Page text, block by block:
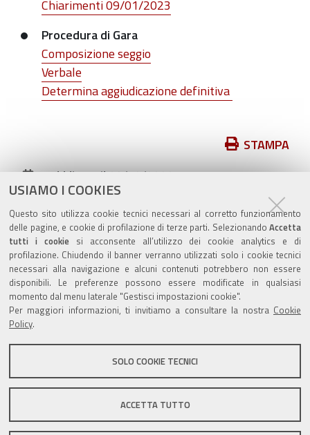
USIAMO I COOKIES
Questo sito utilizza cookie tecnici necessari al corretto funzionamento
delle pagine, e cookie di profilazione di terze parti. Selezionando Accetta
tutti i cookiesi acconsente all’utilizzo dei cookie analytics e di
profilazione. Chiudendo il banner verranno utilizzati solo i cookie tecnici
necessari alla navigazione e alcuni contenuti potrebbero non essere
disponibili. Le preferenze possono essere modificate in qualsiasi
momento dal menu laterale "Gestisci impostazioni cookie".
Per maggiori informazioni, ti invitiamo a consultare la nostra Cookie
Policy.
SOLO COOKIE TECNICI
ACCETTA TUTTO
Chiarimenti 09/01/2023
Procedura di Gara
Composizione seggio
Verbale
Determina aggiudicazione definitiva
documento
STAMPA
pubblicato il23/12/2022—
ultima modifica 08/05/2023
archiviato sotto: bandi-aperti
Valuta questo sito
Sito istituzionale Comune di Zola Predosa